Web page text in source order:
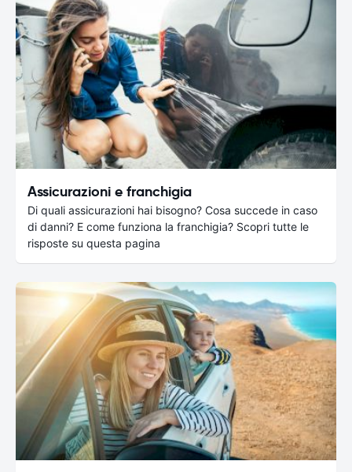
Assicurazioni e franchigia
Di quali assicurazioni hai bisogno? Cosa succede in caso
di danni? E come funziona la franchigia? Scopri tutte le
risposte su questa pagina